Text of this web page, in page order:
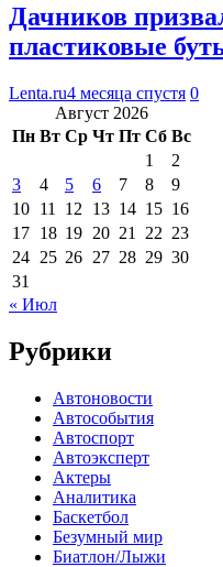
Дачников
пластиковые
Lenta.ru4 месяца спустя 0
Август 2026
Пн Вт Ср Чт Пт Сб Вс
1
2
3
4 5 6 7 8
9
10 11 12 13 14 15 16
17 18 19 20 21 22 23
24 25 26 27 28 29 30
31
« Июл
Рубрики
Автоновости
Автособытия
Автоспорт
Автоэксперт
Актеры
Аналитика
Баскетбол
Безумный мир
Биатлон/Лыжи